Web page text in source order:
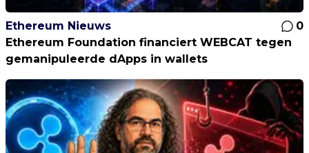
Ethereum Nieuws
0
Ethereum Foundation financiert WEBCAT tegen
gemanipuleerde dApps in wallets